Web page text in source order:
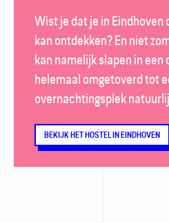
Wist je dat je in
kan ontdekken? En niet
kan namelijk slapen in
helemaal omgetoverd tot
overnachtingsplek
BEKIJK HET HOSTEL IN EINDHOVEN